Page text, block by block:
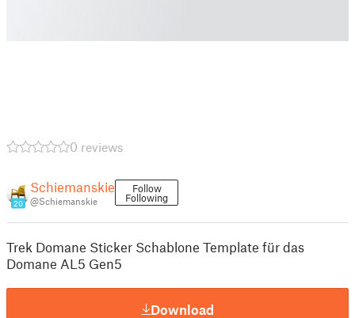
0 reviews
20
Schiemanskie
@Schiemanskie
Follow
Following
Trek Domane Sticker Schablone Template für das
Domane AL5 Gen5
Download